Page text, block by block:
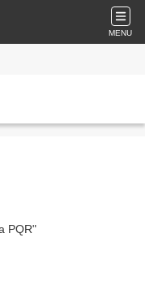
MENU